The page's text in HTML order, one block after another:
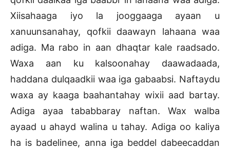
Xiisahaaga iyo la jooggaaga ayaan u
xanuunsanahay, qofkii daawayn lahaana waa
adiga. Ma rabo in aan dhaqtar kale raadsado.
Waxa aan ku kalsoonahay daawadaada,
haddana dulqaadkii waa iga gabaabsi. Naftaydu
waxa ay kaaga baahantahay wixii aad bartay.
Adiga ayaa tababbaray naftan. Wax walba
ayaad u ahayd walina u tahay. Adiga oo kaliya
ha is badelinee, anna iga beddel dabeecaddan